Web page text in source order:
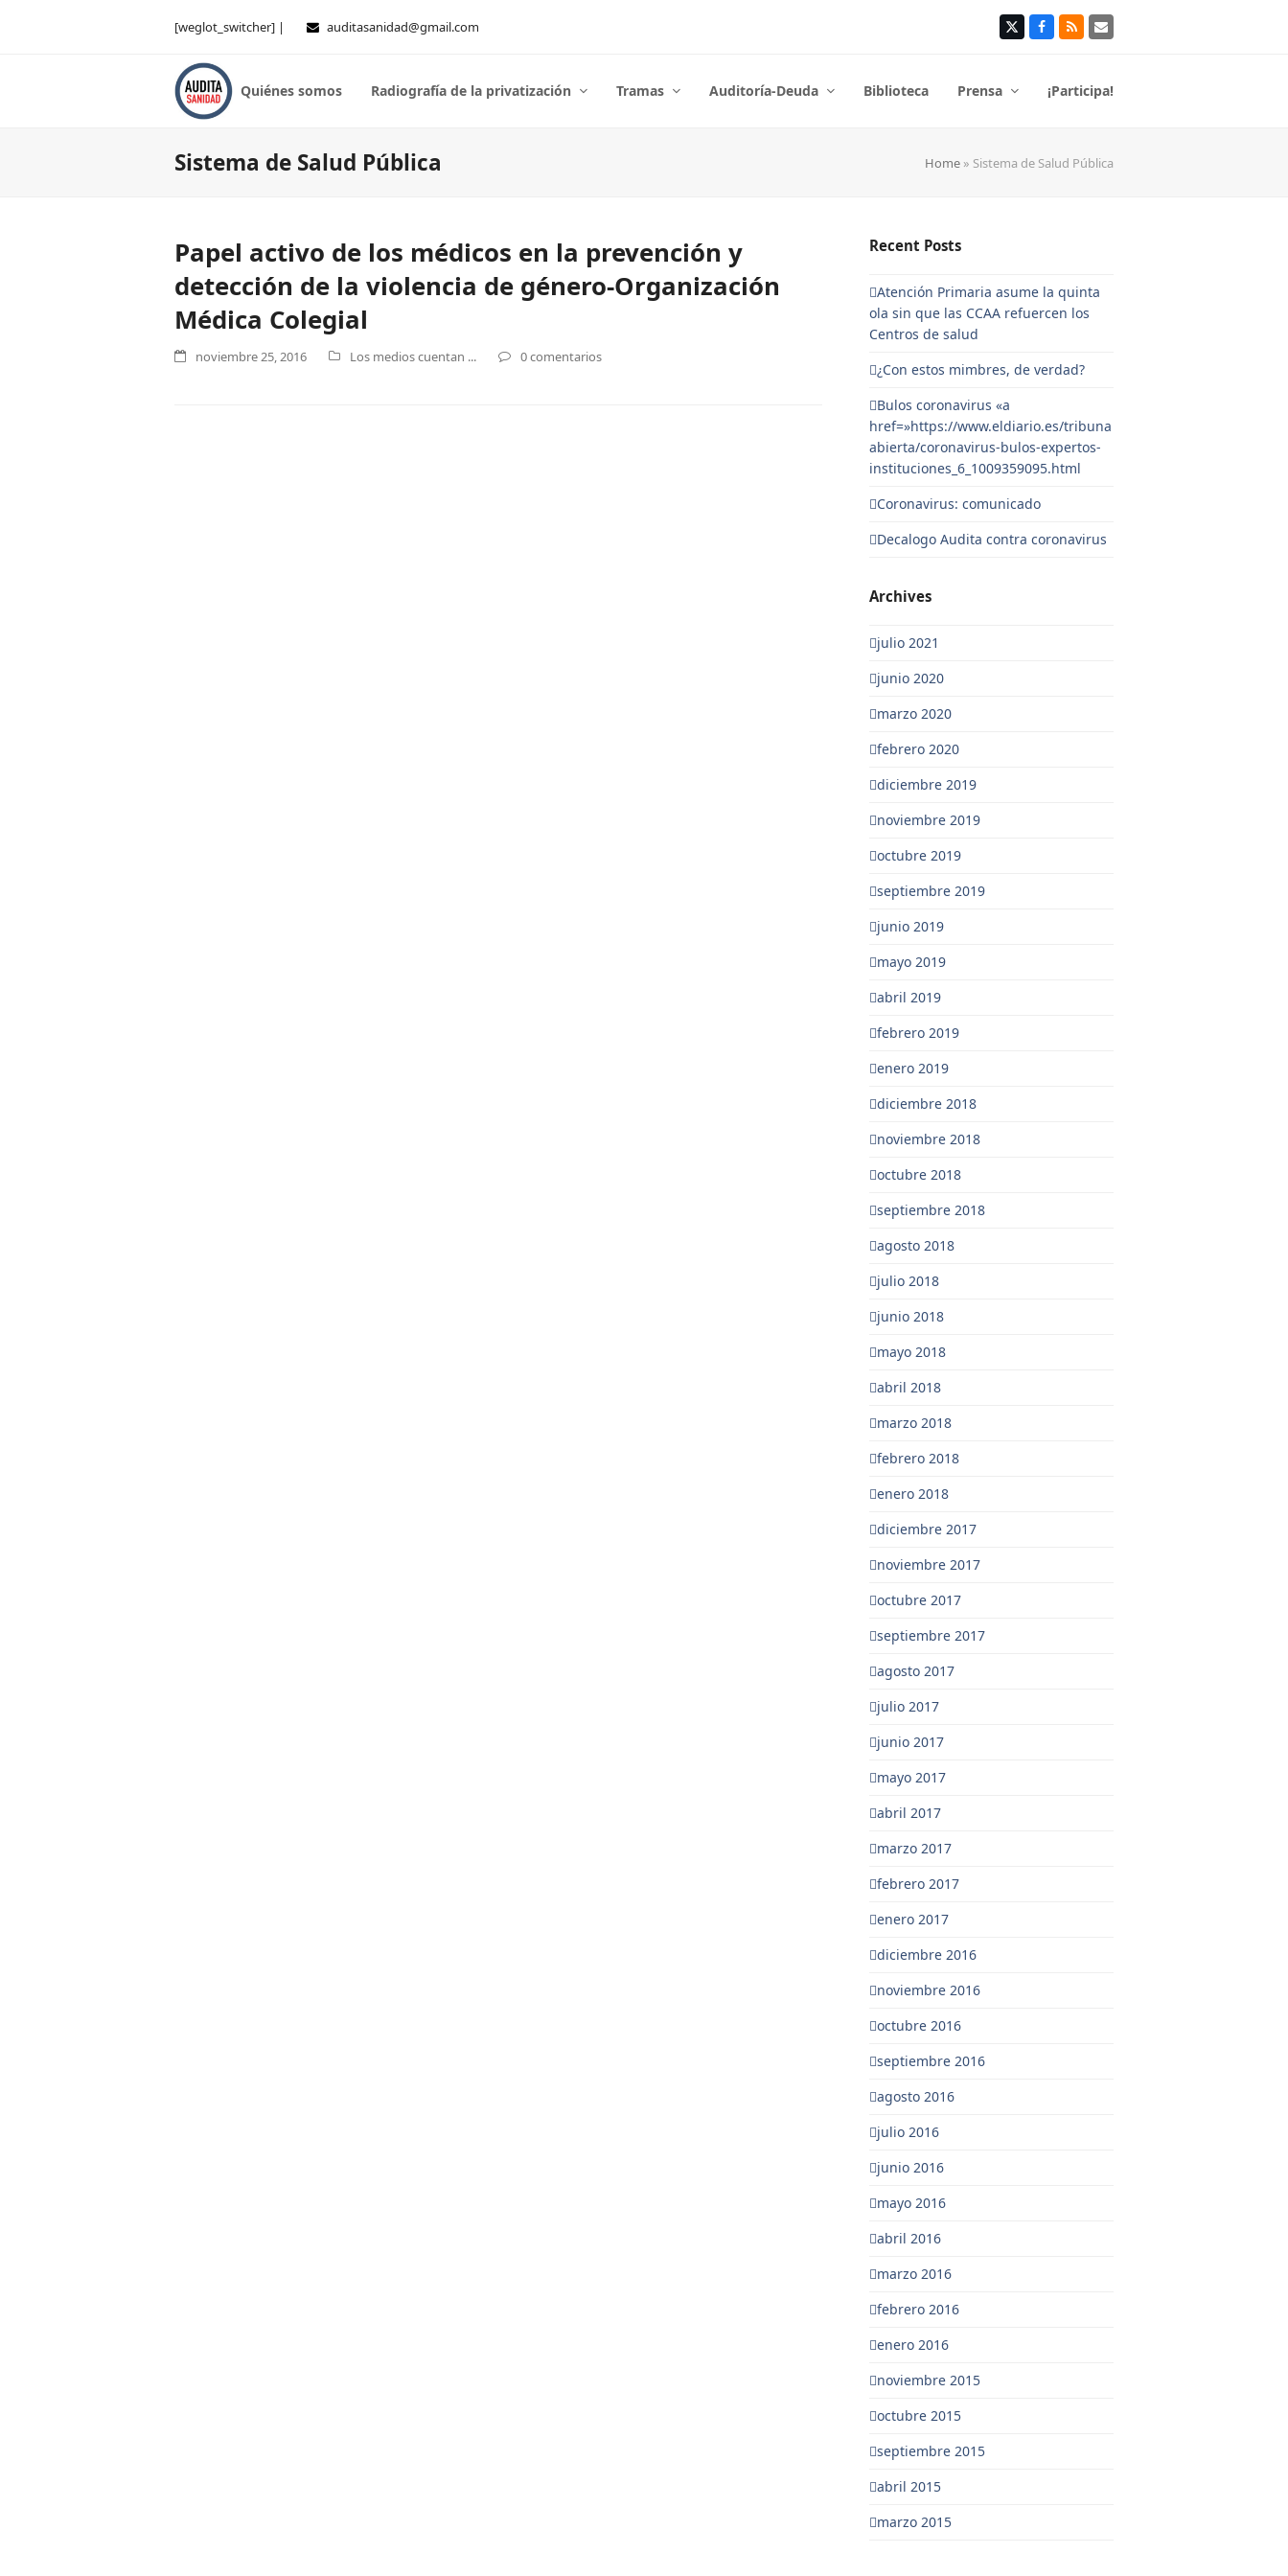
[weglot_switcher] | auditasanidad@gmail.com TwitterFacebook
RSS Correo
Quiénes somos Radiografía de la privatización Tramas Auditoría-Deuda Biblioteca Prensa ¡Participa!
Sistema de Salud Pública Home » Sistema de Salud Pública
Papel activo de los médicos en la prevención y
detección de la violencia de género-Organización
Médica Colegial
noviembre 25, 2016 Los medios cuentan ... 0 comentarios
Recent Posts
Atención Primaria asume la quinta
ola sin que las CCAA refuercen los
Centros de salud
¿Con estos mimbres, de verdad?
Bulos coronavirus «a
href=»https://www.eldiario.es/tribuna
abierta/coronavirus-bulos-expertos-
instituciones_6_1009359095.html
Coronavirus: comunicado
Decalogo Audita contra coronavirus
Archives
julio 2021
junio 2020
marzo 2020
febrero 2020
diciembre 2019
noviembre 2019
octubre 2019
septiembre 2019
junio 2019
mayo 2019
abril 2019
febrero 2019
enero 2019
diciembre 2018
noviembre 2018
octubre 2018
septiembre 2018
agosto 2018
julio 2018
junio 2018
mayo 2018
abril 2018
marzo 2018
febrero 2018
enero 2018
diciembre 2017
noviembre 2017
octubre 2017
septiembre 2017
agosto 2017
julio 2017
junio 2017
mayo 2017
abril 2017
marzo 2017
febrero 2017
enero 2017
diciembre 2016
noviembre 2016
octubre 2016
septiembre 2016
agosto 2016
julio 2016
junio 2016
mayo 2016
abril 2016
marzo 2016
febrero 2016
enero 2016
noviembre 2015
octubre 2015
septiembre 2015
abril 2015
marzo 2015